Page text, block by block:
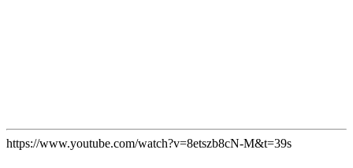
https://www.youtube.com/watch?v=8etszb8cN-M&t=39s